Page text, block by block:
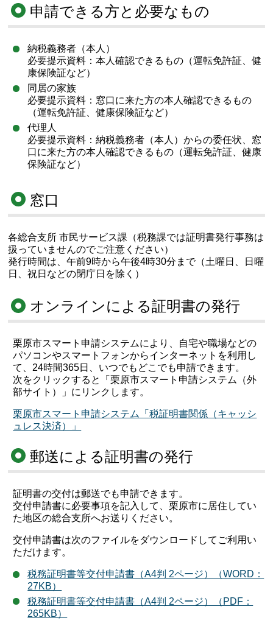
申請できる方と必要なもの
納税義務者（本人）
必要提示資料：本人確認できるもの（運転免許証、健
康保険証など）
同居の家族
必要提示資料：窓口に来た方の本人確認できるもの
（運転免許証、健康保険証など）
代理人
必要提示資料：納税義務者（本人）からの委任状、窓
口に来た方の本人確認できるもの（運転免許証、健康
保険証など）
窓口
各総合支所 市民サービス課（税務課では証明書発行事務は
扱っていませんのでご注意ください）
発行時間は、午前9時から午後4時30分まで（土曜日、日曜
日、祝日などの閉庁日を除く）
オンラインによる証明書の発行
栗原市スマート申請システムにより、自宅や職場などの
パソコンやスマートフォンからインターネットを利用し
て、24時間365日、いつでもどこでも申請できます。
次をクリックすると「栗原市スマート申請システム（外
部サイト）」にリンクします。
栗原市スマート申請システム「税証明書関係（キャッシ
ュレス決済）」
郵送による証明書の発行
証明書の交付は郵送でも申請できます。
交付申請書に必要事項を記入して、栗原市に居住してい
た地区の総合支所へお送りください。
交付申請書は次のファイルをダウンロードしてご利用い
ただけます。
税務証明書等交付申請書（A4判 2ページ）（WORD：
27KB）
税務証明書等交付申請書（A4判 2ページ）（PDF：
265KB）